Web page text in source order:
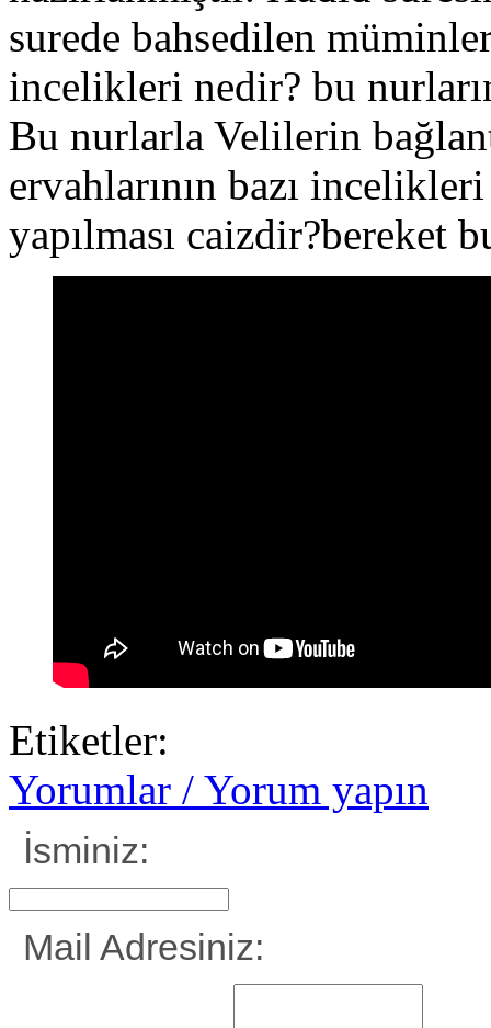
surede bahsedilen
incelikleri nedir? bu
Bu nurlarla Velilerin
ervahlarının bazı
yapılması caizdir?bereket
Etiketler:
Yorumlar / Yorum yapın
İsminiz:
Mail Adresiniz: